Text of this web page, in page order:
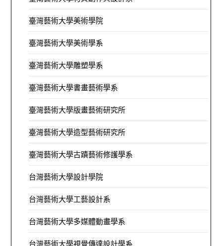
臺灣藝術大學美術學院
臺灣藝術大學美術學系
臺灣藝術大學雕塑學系
臺灣藝術大學書畫藝術學系
臺灣藝術大學版畫藝術研究所
臺灣藝術大學造型藝術研究所
臺灣藝術大學古蹟藝術修護學系
台灣藝術大學設計學院
台灣藝術大學工藝設計系
台灣藝術大學多媒體動畫學系
台灣藝術大學視覺傳達設計學系